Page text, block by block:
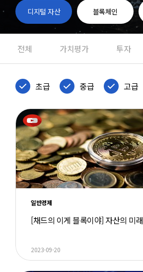
디지털 자산 블록체인
전체 가치평가 투자
초급 중급 고급
일반경제
[채드의 이게 블록이야] 자산의 미래
2023-09-20